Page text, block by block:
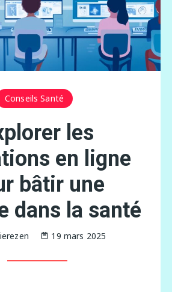
Conseils Santé
les
en ligne
bâtir une
dans la santé
19 mars 2025